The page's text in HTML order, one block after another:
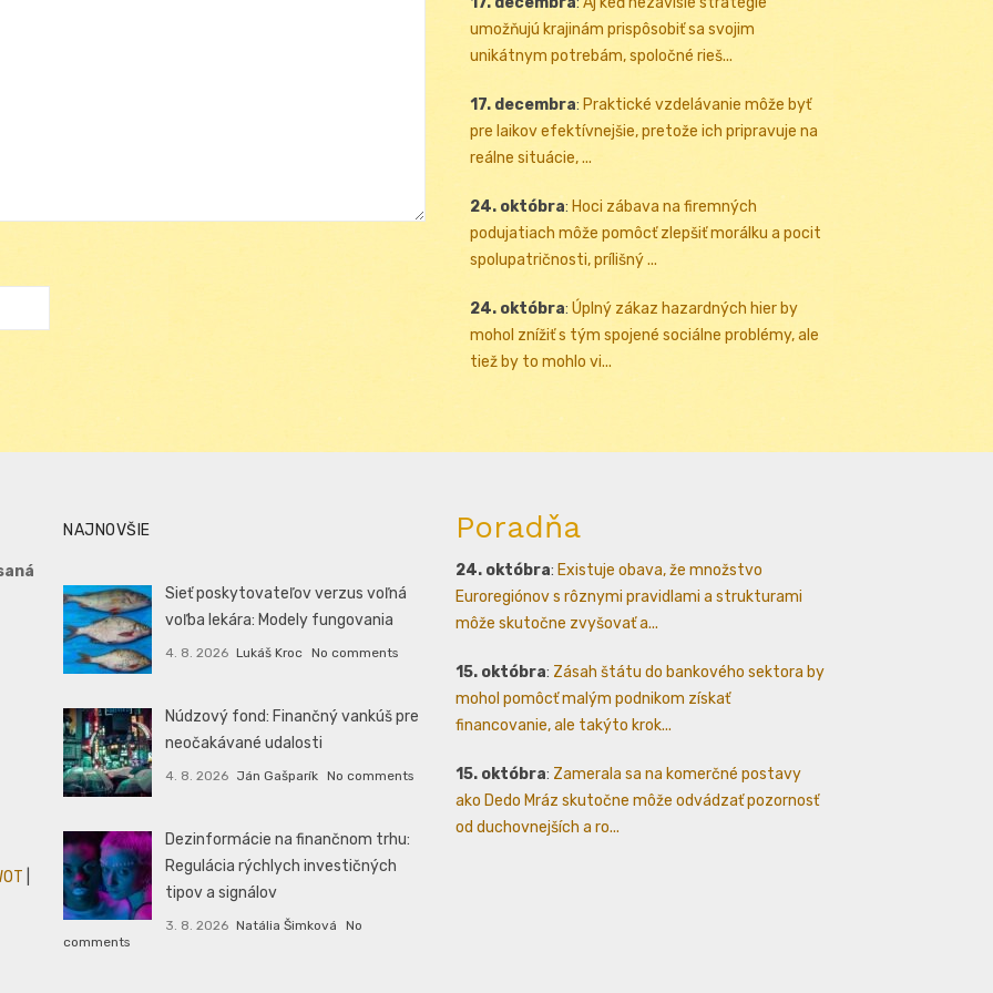
umožňujú krajinám prispôsobiť sa svojim
unikátnym potrebám, spoločné rieš...
17. decembra: Praktické vzdelávanie môže byť
pre laikov efektívnejšie, pretože ich pripravuje na
reálne situácie, ...
24. októbra: Hoci zábava na firemných
podujatiach môže pomôcť zlepšiť morálku a pocit
spolupatričnosti, prílišný ...
24. októbra: Úplný zákaz hazardných hier by
mohol znížiť s tým spojené sociálne problémy, ale
tiež by to mohlo vi...
NAJNOVŠIE
Sieť poskytovateľov verzus voľná
voľba lekára: Modely fungovania
4. 8. 2026 Lukáš Kroc No comments
Núdzový fond: Finančný vankúš pre
neočakávané udalosti
4. 8. 2026 Ján Gašparík No comments
Dezinformácie na finančnom trhu:
Regulácia rýchlych investičných
tipov a signálov
3. 8. 2026 Natália Šimková
No
comments
Poradňa
24. októbra: Existuje obava, že množstvo
Euroregiónov s rôznymi pravidlami a strukturami
môže skutočne zvyšovať a...
15. októbra: Zásah štátu do bankového sektora by
mohol pomôcť malým podnikom získať
financovanie, ale takýto krok...
15. októbra: Zamerala sa na komerčné postavy
ako Dedo Mráz skutočne môže odvádzať pozornosť
od duchovnejších a ro...